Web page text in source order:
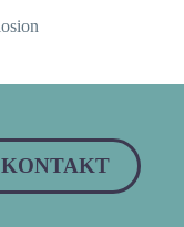
KONTAKT